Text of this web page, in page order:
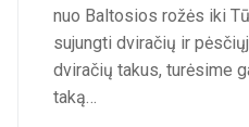
nuo Baltosios rožės iki
sujungti dviračių ir
dviračių takus, turėsime
taką…